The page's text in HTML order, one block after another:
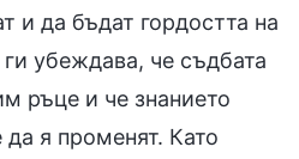
и да бъдат гордостта на
убеждава, че съдбата
ръце и че знанието
я променят. Като